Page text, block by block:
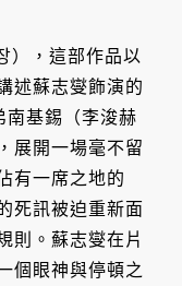
），這部作品以
述蘇志燮飾演的
南基錫（李浚赫
展開一場毫不留
有一席之地的
死訊被迫重新面
則。蘇志燮在片
個眼神與停頓之